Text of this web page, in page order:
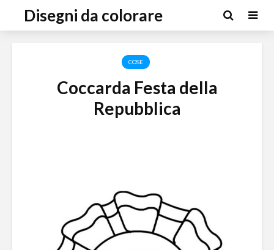
Disegni da colorare
COSE
Coccarda Festa della
Repubblica